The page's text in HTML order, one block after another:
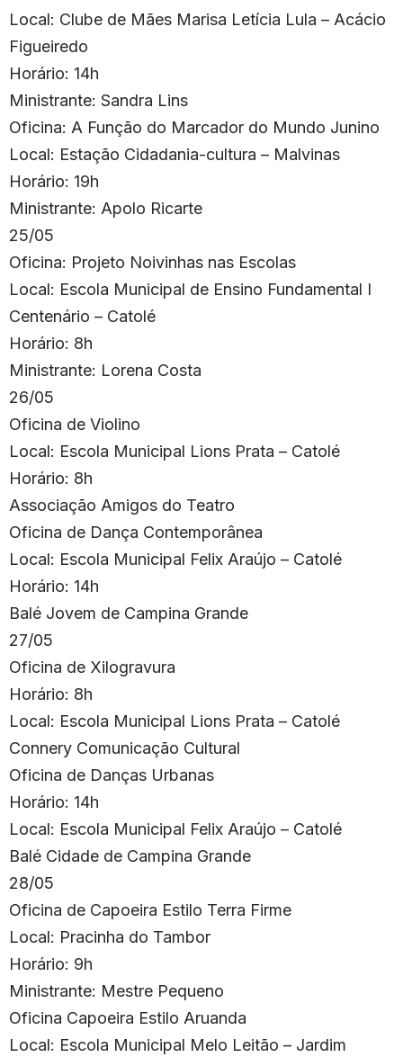
Local: Clube de Mães Marisa Letícia Lula – Acácio
Figueiredo
Horário: 14h
Ministrante: Sandra Lins
Oficina: A Função do Marcador do Mundo Junino
Local: Estação Cidadania-cultura – Malvinas
Horário: 19h
Ministrante: Apolo Ricarte
25/05
Oficina: Projeto Noivinhas nas Escolas
Local: Escola Municipal de Ensino Fundamental I
Centenário – Catolé
Horário: 8h
Ministrante: Lorena Costa
26/05
Oficina de Violino
Local: Escola Municipal Lions Prata – Catolé
Horário: 8h
Associação Amigos do Teatro
Oficina de Dança Contemporânea
Local: Escola Municipal Felix Araújo – Catolé
Horário: 14h
Balé Jovem de Campina Grande
27/05
Oficina de Xilogravura
Horário: 8h
Local: Escola Municipal Lions Prata – Catolé
Connery Comunicação Cultural
Oficina de Danças Urbanas
Horário: 14h
Local: Escola Municipal Felix Araújo – Catolé
Balé Cidade de Campina Grande
28/05
Oficina de Capoeira Estilo Terra Firme
Local: Pracinha do Tambor
Horário: 9h
Ministrante: Mestre Pequeno
Oficina Capoeira Estilo Aruanda
Local: Escola Municipal Melo Leitão – Jardim